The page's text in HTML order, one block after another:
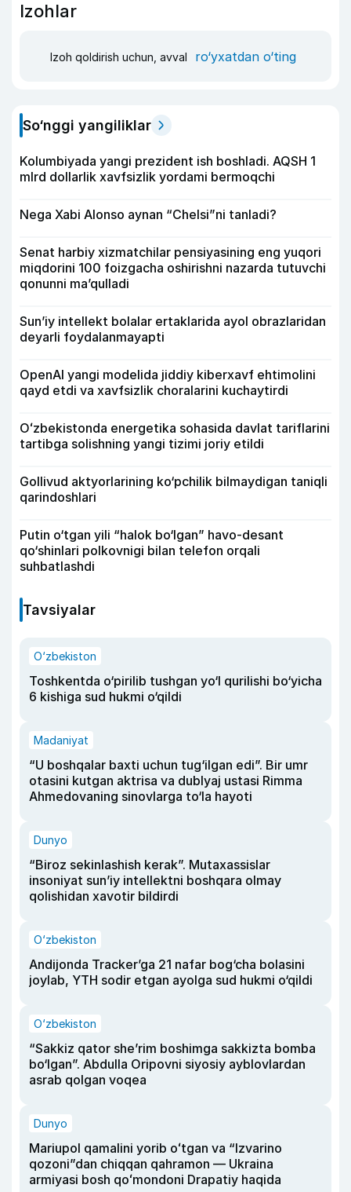
Izohlar
Izoh qoldirish uchun, avval ro‘yxatdan o‘ting
So‘nggi yangiliklar
Kolumbiyada yangi prezident ish boshladi. AQSH 1
mlrd dollarlik xavfsizlik yordami bermoqchi
Nega Xabi Alonso aynan “Chelsi”ni tanladi?
Senat harbiy xizmatchilar pensiyasining eng yuqori
miqdorini 100 foizgacha oshirishni nazarda tutuvchi
qonunni ma’qulladi
Sun’iy intellekt bolalar ertaklarida ayol obrazlaridan
deyarli foydalanmayapti
OpenAI yangi modelida jiddiy kiberxavf ehtimolini
qayd etdi va xavfsizlik choralarini kuchaytirdi
Oʻzbekistonda energetika sohasida davlat tariflarini
tartibga solishning yangi tizimi joriy etildi
Gollivud aktyorlarining ko‘pchilik bilmaydigan taniqli
qarindoshlari
Putin o‘tgan yili “halok bo‘lgan” havo-desant
qo‘shinlari polkovnigi bilan telefon orqali
suhbatlashdi
Tavsiyalar
O‘zbekiston
Toshkentda o‘pirilib tushgan yo‘l qurilishi bo‘yicha
6 kishiga sud hukmi o‘qildi
Madaniyat
“U boshqalar baxti uchun tug‘ilgan edi”. Bir umr
otasini kutgan aktrisa va dublyaj ustasi Rimma
Ahmedovaning sinovlarga to‘la hayoti
Dunyo
“Biroz sekinlashish kerak”. Mutaxassislar
insoniyat sun’iy intellektni boshqara olmay
qolishidan xavotir bildirdi
O‘zbekiston
Andijonda Tracker’ga 21 nafar bog‘cha bolasini
joylab, YTH sodir etgan ayolga sud hukmi o‘qildi
O‘zbekiston
“Sakkiz qator she’rim boshimga sakkizta bomba
bo‘lgan”. Abdulla Oripovni siyosiy ayblovlardan
asrab qolgan voqea
Dunyo
Mariupol qamalini yorib oʻtgan va “Izvarino
qozoni”dan chiqqan qahramon — Ukraina
armiyasi bosh qoʻmondoni Drapatiy haqida